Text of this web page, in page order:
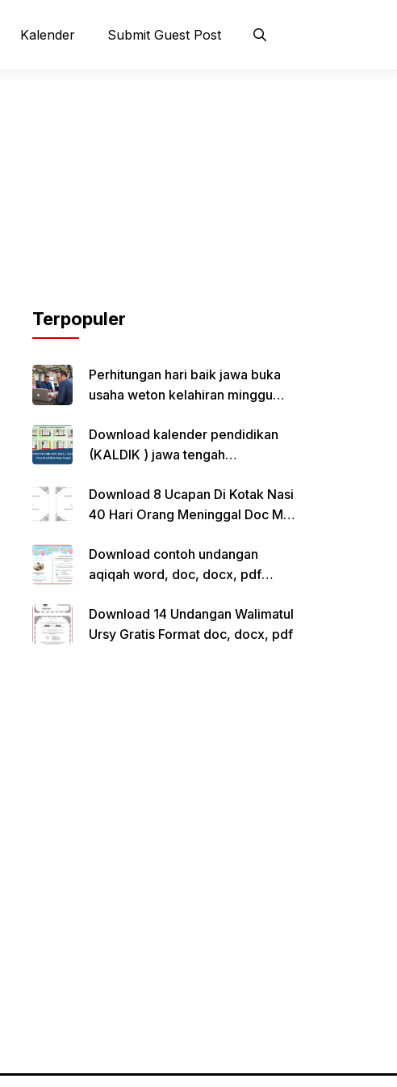
Kalender Submit Guest Post
Terpopuler
Perhitungan hari baik jawa buka
usaha weton kelahiran minggu
Download kalender pendidikan
(KALDIK ) jawa tengah
Download 8 Ucapan Di Kotak Nasi
40 Hari Orang Meninggal Doc Ms.
Download contoh undangan
aqiqah word, doc, docx, pdf
Download 14 Undangan Walimatul
Ursy Gratis Format doc, docx, pdf